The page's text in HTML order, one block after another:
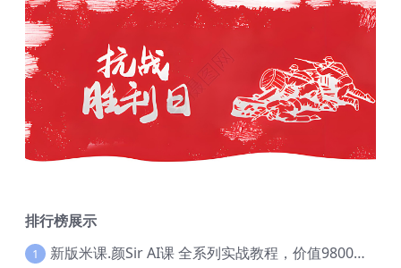
排行榜展示
1 新版米课.颜Sir AI课 全系列实战教程，价值9800，跨境首选！【Ag-0052】